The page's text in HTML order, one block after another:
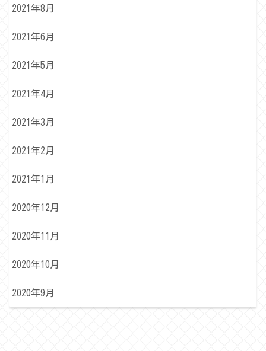
2021年8月
2021年6月
2021年5月
2021年4月
2021年3月
2021年2月
2021年1月
2020年12月
2020年11月
2020年10月
2020年9月